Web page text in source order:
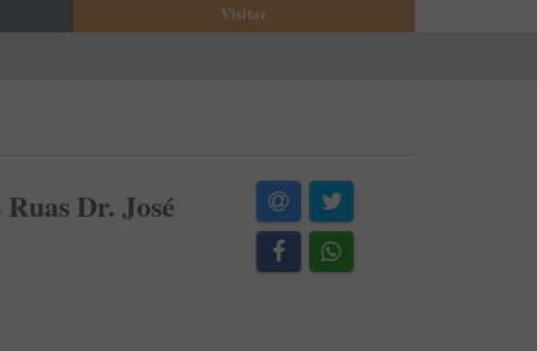
Visitar
Cine-Teatro de Estarreja
Casa-Museu Solheiro Madureira
Dr. José